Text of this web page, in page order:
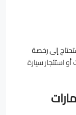
إلى رخصة
استئجار سيارة